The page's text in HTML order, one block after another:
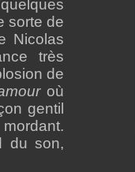
sorte de
Nicolas
très
de
où
gentil
du son,